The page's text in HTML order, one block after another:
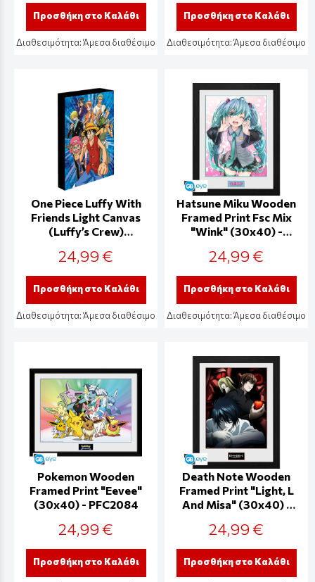
Προσθήκη στο Καλάθι
Διαθεσιμότητα:Άμεσα διαθέσιμο
Προσθήκη στο Καλάθι
Διαθεσιμότητα:Άμεσα διαθέσιμο
One Piece Luffy With
Friends Light Canvas
(Luffy’s Crew)
WDCL12557
24,99 €
Προσθήκη στο Καλάθι
Διαθεσιμότητα:Άμεσα διαθέσιμο
Hatsune Miku Wooden
Framed Print Fsc Mix
"Wink" (30x40) -
24,99 €
Προσθήκη στο Καλάθι
Διαθεσιμότητα:Άμεσα διαθέσιμο
Pokemon Wooden
Framed Print "Eevee"
(30x40) - PFC2084
24,99 €
Προσθήκη στο Καλάθι
Death Note Wooden
Framed Print "Light, L
And Misa" (30x40) -
24,99 €
Προσθήκη στο Καλάθι